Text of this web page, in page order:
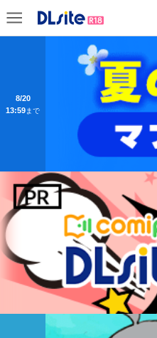
8/20
13:59
まで
9/14